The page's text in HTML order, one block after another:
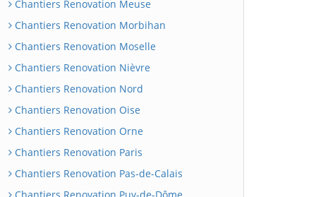
Chantiers Renovation Meuse
Chantiers Renovation Morbihan
Chantiers Renovation Moselle
Chantiers Renovation Nièvre
Chantiers Renovation Nord
Chantiers Renovation Oise
Chantiers Renovation Orne
Chantiers Renovation Paris
Chantiers Renovation Pas-de-Calais